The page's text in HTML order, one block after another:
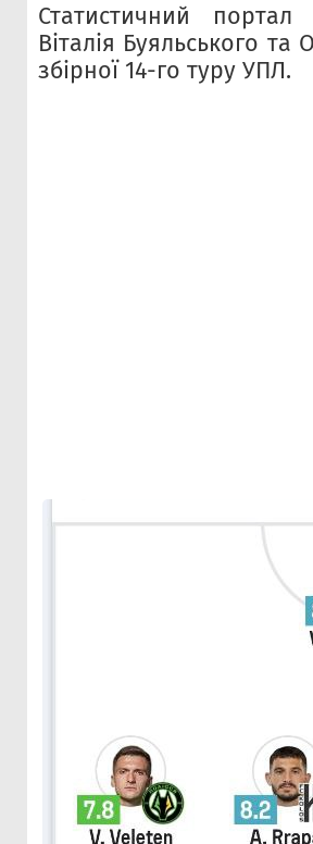
Статистичний
Віталія Буяльського
збірної 14-го туру УПЛ.